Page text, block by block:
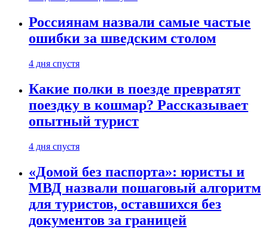
Россиянам назвали самые частые
ошибки за шведским столом
4 дня спустя
Какие полки в поезде превратят
поездку в кошмар? Рассказывает
опытный турист
4 дня спустя
«Домой без паспорта»: юристы и
МВД назвали пошаговый алгоритм
для туристов, оставшихся без
документов за границей